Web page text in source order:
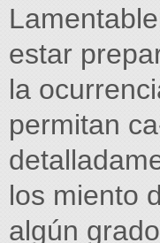
estar
la
permitan
los miento
algún